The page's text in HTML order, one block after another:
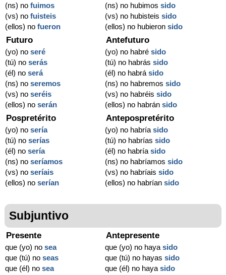
(ns) no fuimos
(vs) no fuisteis
(ellos) no fueron
(ns) no hubimossido
(vs) no hubisteissido
(ellos) no hubieronsido
Futuro
(yo) no seré
(tú) no serás
(él) no será
(ns) no seremos
(vs) no seréis
(ellos) no serán
Antefuturo
(yo) no habrésido
(tú) no habrássido
(él) no habrásido
(ns) no habremossido
(vs) no habréissido
(ellos) no habránsido
Pospretérito
(yo) no sería
(tú) no serías
(él) no sería
(ns) no seríamos
(vs) no seríais
(ellos) no serían
Antepospretérito
(yo) no habríasido
(tú) no habríassido
(él) no habríasido
(ns) no habríamossido
(vs) no habríaissido
(ellos) no habríansido
Subjuntivo
Presente
que (yo) no sea
que (tú) no seas
que (él) no sea
Antepresente
que (yo) no hayasido
que (tú) no hayassido
que (él) no hayasido